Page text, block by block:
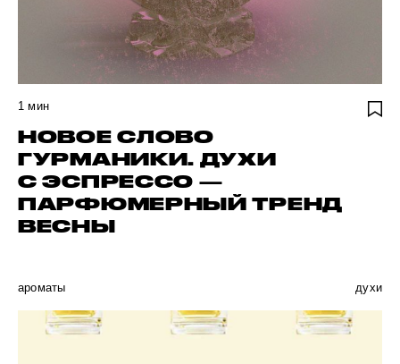
1 мин
НОВОЕ СЛОВО
ГУРМАНИКИ. ДУХИ
С ЭСПРЕССО —
ПАРФЮМЕРНЫЙ ТРЕНД
ВЕСНЫ
ароматы духи